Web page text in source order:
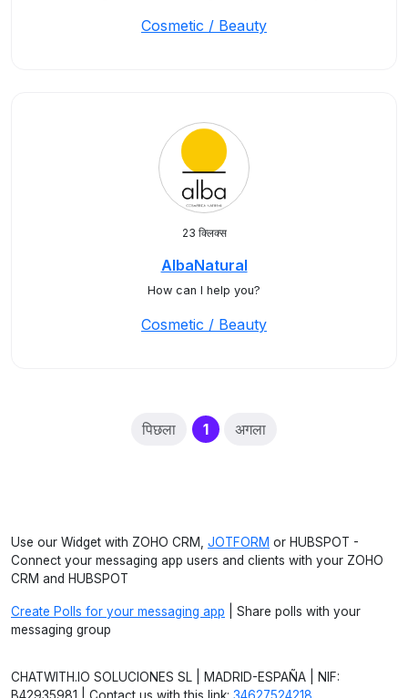
Cosmetic / Beauty
23 क्लिक्स
AlbaNatural
How can I help you?
Cosmetic / Beauty
पिछला 1(current)
अगला
Use our Widget with ZOHO CRM, JOTFORM or HUBSPOT -
Connect your messaging app users and clients with your ZOHO
CRM and HUBSPOT
Create Polls for your messaging app | Share polls with your
messaging group
CHATWITH.IO SOLUCIONES SL | MADRID-ESPAÑA | NIF: